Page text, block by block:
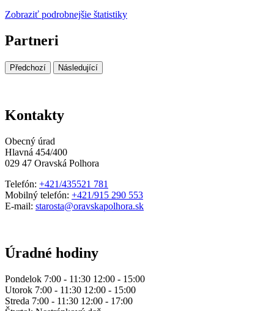
Zobraziť podrobnejšie štatistiky
Partneri
Předchozí Následující
Kontakty
Obecný úrad
Hlavná 454/400
029 47 Oravská Polhora
Telefón: +421/435521 781
Mobilný telefón: +421/915 290 553
E-mail: starosta@oravskapolhora.sk
Úradné hodiny
Pondelok 7:00 - 11:30 12:00 - 15:00
Utorok 7:00 - 11:30 12:00 - 15:00
Streda 7:00 - 11:30 12:00 - 17:00